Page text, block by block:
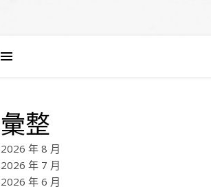
彙整
2026 年 8 月
2026 年 7 月
2026 年 6 月